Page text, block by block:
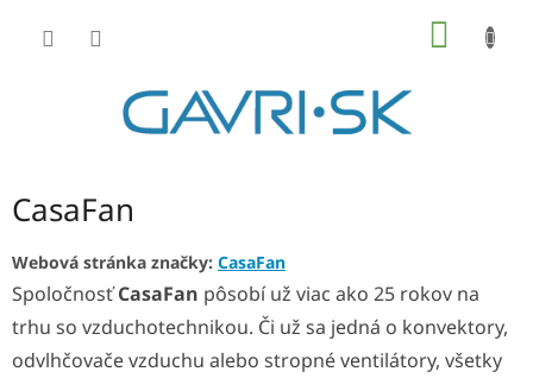
CasaFan
Webová stránka značky: CasaFan
SpoločnosťCasaFan pôsobí už viac ako 25 rokov na
trhu so vzduchotechnikou. Či už sa jedná o konvektory,
odvlhčovače vzduchu alebo stropné ventilátory, všetky